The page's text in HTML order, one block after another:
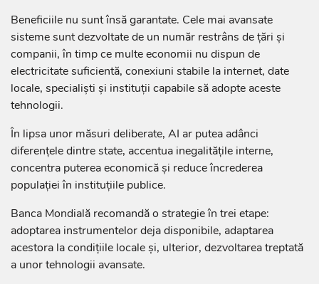
Beneficiile nu sunt însă garantate. Cele mai avansate
sisteme sunt dezvoltate de un număr restrâns de țări și
companii, în timp ce multe economii nu dispun de
electricitate suficientă, conexiuni stabile la internet, date
locale, specialiști și instituții capabile să adopte aceste
tehnologii.
În lipsa unor măsuri deliberate, AI ar putea adânci
diferențele dintre state, accentua inegalitățile interne,
concentra puterea economică și reduce încrederea
populației în instituțiile publice.
Banca Mondială recomandă o strategie în trei etape:
adoptarea instrumentelor deja disponibile, adaptarea
acestora la condițiile locale și, ulterior, dezvoltarea treptată
a unor tehnologii avansate.